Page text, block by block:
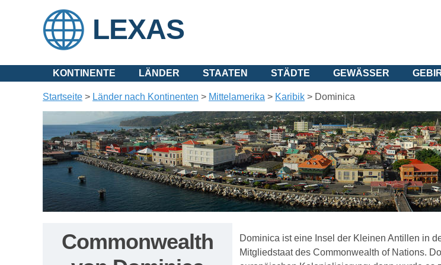
LEXAS
KONTINENTE LÄNDER STAATEN STÄDTE GEWÄSSER
Startseite > Länder nach Kontinenten > Mittelamerika > Karibik > Dominica
Commonwealth
Dominica ist eine Insel der Kleinen Antillen in
Mitgliedstaat des Commonwealth of Nations.